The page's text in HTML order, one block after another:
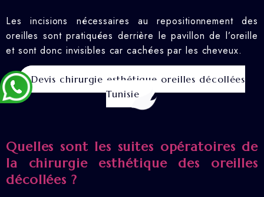
Les incisions nécessaires au repositionnement des
oreilles sont pratiquées derrière le pavillon de l’oreille
et sont donc invisibles car cachées par les cheveux.
Devis chirurgie esthétique oreilles décollées
Tunisie
Quelles sont les suites opératoires de
la chirurgie esthétique des oreilles
décollées ?